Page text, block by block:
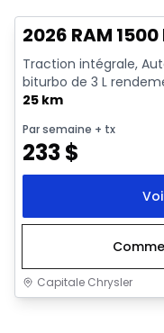
2026 RAM
Traction intégrale,
biturbo de 3 L
25 km
Par semaine + tx
233$
Capitale Chrysler